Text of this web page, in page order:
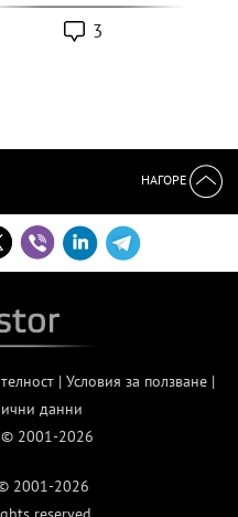
3
НАГОРЕ
| Условия за ползване|
данни
© 2001-2026
2001-2026